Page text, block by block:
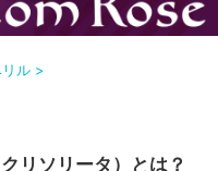
ル >
リソリータ）とは？